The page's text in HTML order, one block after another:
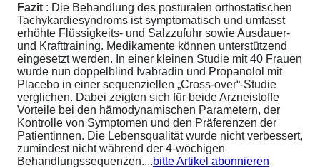
Fazit : Die Behandlung des posturalen orthostatischen
Tachykardiesyndroms ist symptomatisch und umfasst
erhöhte Flüssigkeits- und Salzzufuhr sowie Ausdauer-
und Krafttraining. Medikamente können unterstützend
eingesetzt werden. In einer kleinen Studie mit 40 Frauen
wurde nun doppelblind Ivabradin und Propanolol mit
Placebo in einer sequenziellen „Cross-over“-Studie
verglichen. Dabei zeigten sich für beide Arzneistoffe
Vorteile bei den hämodynamischen Parametern, der
Kontrolle von Symptomen und den Präferenzen der
Patientinnen. Die Lebensqualität wurde nicht verbessert,
zumindest nicht während der 4-wöchigen
Behandlungssequenzen....bitte Artikel abonnieren